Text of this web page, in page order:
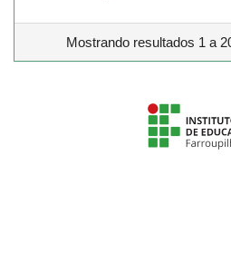
Mostrando resultados 1 a